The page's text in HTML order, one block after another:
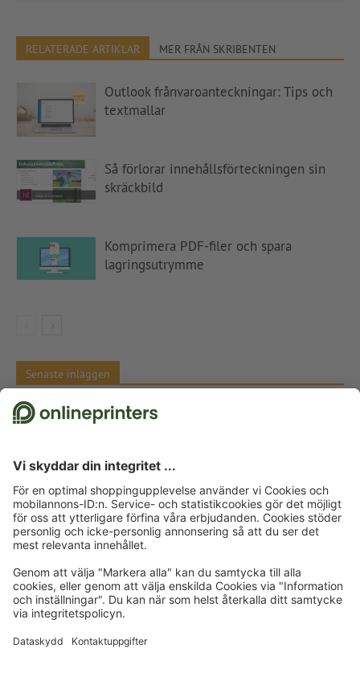
RELATERADE ARTIKLAR MER FRÅN SKRIBENTEN
Outlook frånvaroanteckningar: Tips och
textmallar
Så förlorar innehållsförteckningen sin
skräckbild
Komprimera PDF-filer och spara
lagringsutrymme
Senaste inläggen
Julklappar till kunder – inspiration och tips
Ordspråk för julkort: förslag och gratis textmallar